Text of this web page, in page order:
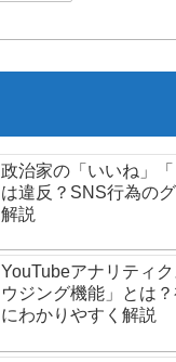
政治家の「いいね」「
は違反？SNS行為の
解説
YouTubeアナリティ
ウジング機能」とは
にわかりやすく解説